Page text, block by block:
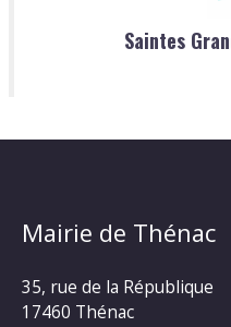
Saintes
Mairie de Thénac
35, rue de la République
17460 Thénac